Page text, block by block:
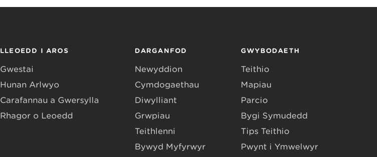
LLEOEDD I AROS
Gwestai
Hunan Arlwyo
Carafannau a Gwersylla
Rhagor o Leoedd
DARGANFOD
Newyddion
Cymdogaethau
Diwylliant
Grwpiau
Teithlenni
Bywyd Myfyrwyr
GWYBODAETH
Teithio
Mapiau
Parcio
Bygi Symudedd
Tips Teithio
Pwynt i Ymwelwyr